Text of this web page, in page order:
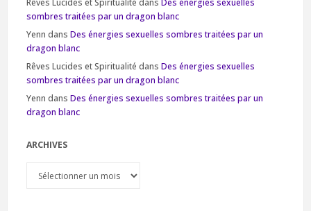
sombres traitées par un dragon blanc
Yenn dans Des énergies sexuelles sombres traitées par un
dragon blanc
Rêves Lucides et Spiritualité dans Des énergies sexuelles
sombres traitées par un dragon blanc
Yenn dans Des énergies sexuelles sombres traitées par un
dragon blanc
ARCHIVES